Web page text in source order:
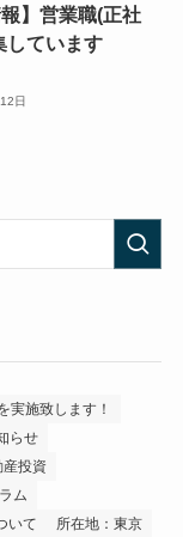
報】営業職(正社
しています
日
実施致します！
らせ
産投資
ム
いて
所在地：東京